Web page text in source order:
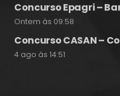
Concurso Epagri –
Ontem às 09:58
Concurso CASAN –
4 ago às 14:51